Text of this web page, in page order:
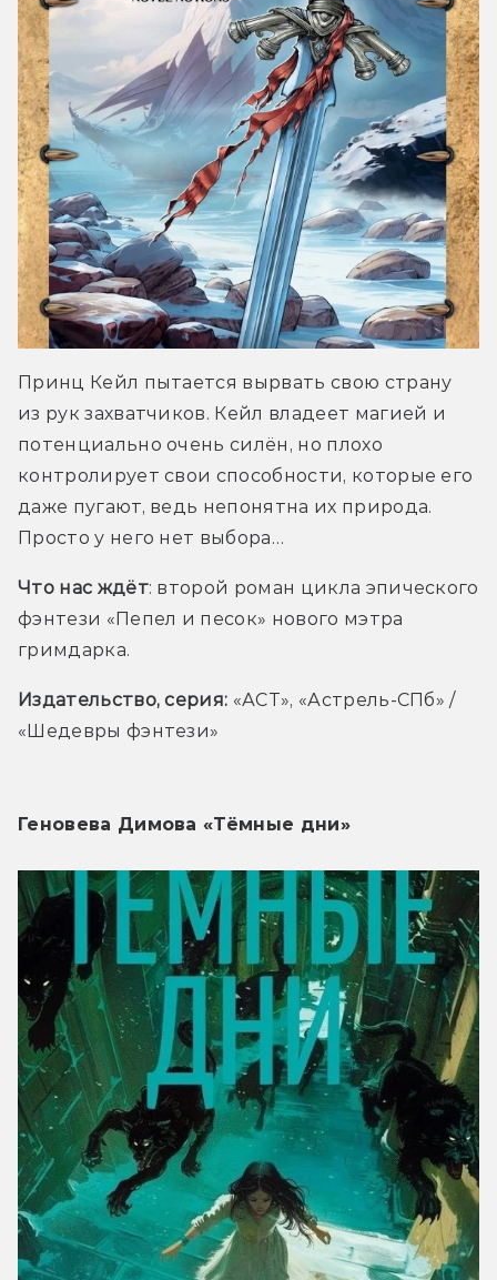
Принц Кейл пытается вырвать свою страну
из рук захватчиков. Кейл владеет магией и
потенциально очень силён, но плохо
контролирует свои способности, которые его
даже пугают, ведь непонятна их природа.
Просто у него нет выбора…
Что нас ждёт: второй роман цикла эпического
фэнтези «Пепел и песок» нового мэтра
гримдарка.
Издательство, серия: «АСТ», «Астрель-СПб» /
«Шедевры фэнтези»
Геновева Димова «Тёмные дни»